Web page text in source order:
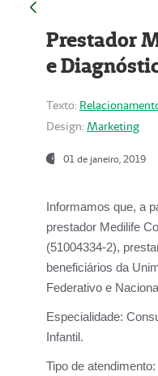
Prestador
e
Texto:
Design: Marketing
01 de janeiro, 2019
Informamos que, a
prestador Medilife
(51004334-2),
beneficiários da
Federativo e
Especialidade:
Infantil.
Tipo de atendimento: